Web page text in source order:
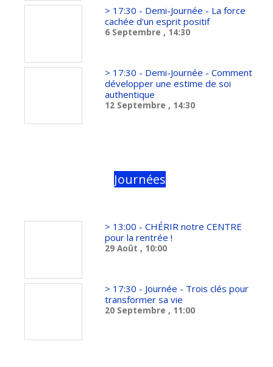
> 17:30 - Demi-Journée - La force
cachée d'un esprit positif
6 Septembre , 14:30
> 17:30 - Demi-Journée - Comment
développer une estime de soi
authentique
12 Septembre , 14:30
Journées
> 13:00 - CHÉRIR notre CENTRE
pour la rentrée !
29 Août , 10:00
> 17:30 - Journée - Trois clés pour
transformer sa vie
20 Septembre , 11:00